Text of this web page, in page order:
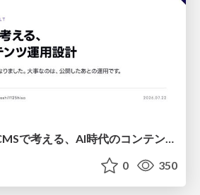
0 350